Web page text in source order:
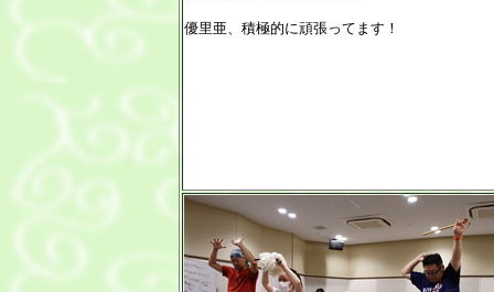
優里亜、積極的に頑張ってます！